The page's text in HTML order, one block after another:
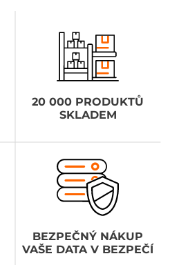
20 000 PRODUKTŮ
SKLADEM
BEZPEČNÝ NÁKUP
VAŠE DATA V BEZPEČÍ